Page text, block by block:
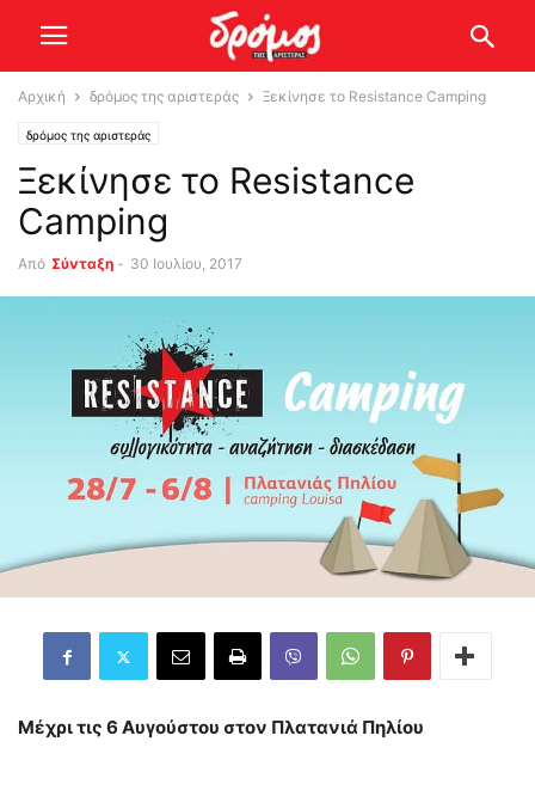
Αρχική δρόμος της αριστεράς Ξεκίνησε το Resistance Camping
δρόμος της αριστεράς
Ξεκίνησε το Resistance
Camping
Από Σύνταξη - 30 Ιουλίου, 2017
Μέχρι τις 6 Αυγούστου στον Πλατανιά Πηλίου